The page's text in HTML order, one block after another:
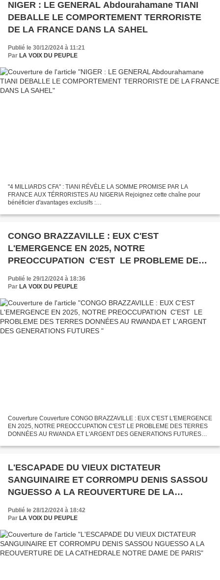
NIGER : LE GENERAL Abdourahamane TIANI
DEBALLE LE COMPORTEMENT TERRORISTE
DE LA FRANCE DANS LA SAHEL
Publié le 30/12/2024 à 11:21
Par LA VOIX DU PEUPLE
"4 MILLIARDS CFA" : TIANI RÉVÈLE LA SOMME PROMISE PAR LA
FRANCE AUX TÉRR0RISTES AU NIGERIA Rejoignez cette chaîne pour
bénéficier d'avantages exclusifs :
#AfriqueMedia #Panafricanisme #News...
CONGO BRAZZAVILLE : EUX C'EST
L'EMERGENCE EN 2025, NOTRE
PREOCCUPATION C'EST LE PROBLEME DES
TERRES DONNÉES AU RWANDA ET L'ARGENT
DES GENERATIONS FUTURES
Publié le 29/12/2024 à 18:36
Par LA VOIX DU PEUPLE
Couverture Couverture CONGO BRAZZAVILLE : EUX C'EST L'EMERGENCE
EN 2025, NOTRE PREOCCUPATION C'EST LE PROBLEME DES TERRES
DONNÉES AU RWANDA ET L'ARGENT DES GENERATIONS FUTURES
88,4 % DES VOIX...
L'ESCAPADE DU VIEUX DICTATEUR
SANGUINAIRE ET CORROMPU DENIS SASSOU
NGUESSO A LA REOUVERTURE DE LA
Publié le 28/12/2024 à 18:42
Par LA VOIX DU PEUPLE